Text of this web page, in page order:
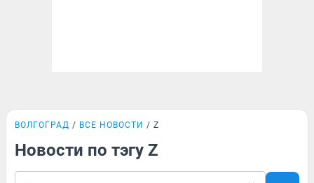
ВОЛГОГРАД ВСЕ НОВОСТИ Z
Новости по тэгу Z